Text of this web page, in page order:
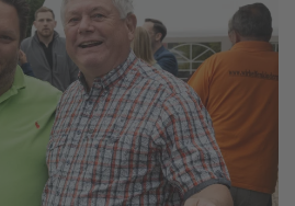
vergrößern